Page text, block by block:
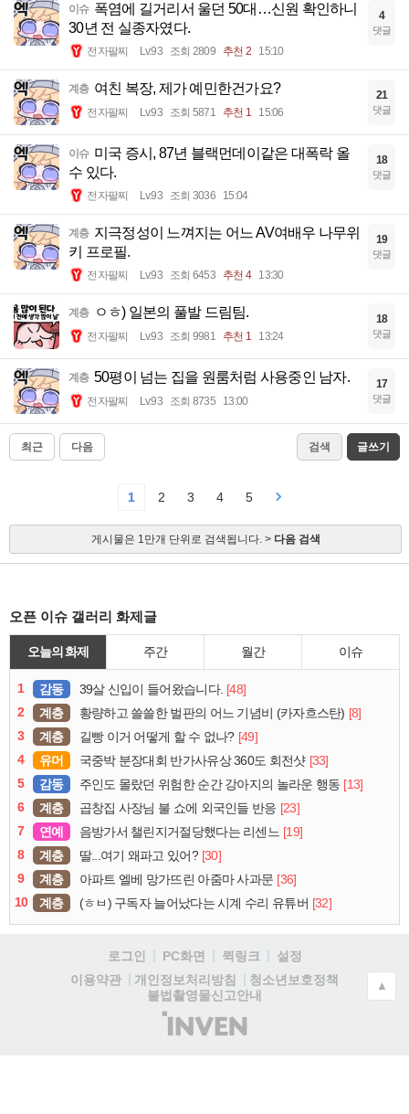
이슈 폭염에 길거리서 울던 50대…신원 확인하니
30년 전 실종자였다.
전자팔찌 Lv.93 조회 2809 추천 2 15:10
4
댓글
계층 여친 복장, 제가 예민한건가요?
전자팔찌 Lv.93 조회 5871 추천 1 15:06
21
댓글
이슈 미국 증시, 87년 블랙먼데이같은 대폭락 올
수 있다.
전자팔찌 Lv.93 조회 3036 15:04
18
댓글
계층 지극정성이 느껴지는 어느 AV여배우 나무위
키 프로필.
전자팔찌 Lv.93 조회 6453 추천 4 13:30
19
댓글
계층 ㅇㅎ) 일본의 풀발 드림팀.
전자팔찌 Lv.93 조회 9981 추천 1 13:24
18
댓글
계층 50평이 넘는 집을 원룸처럼 사용중인 남자.
전자팔찌 Lv.93 조회 8735 13:00
17
댓글
최근 다음 검색 글쓰기
1 2 3 4 5
게시물은 1만개 단위로 검색됩니다. > 다음 검색
오픈 이슈 갤러리 화제글
오늘의 화제 주간 월간 이슈
1 감동 39살 신입이 들어왔습니다. [48]
2
계층 황량하고 쓸쓸한 벌판의 어느 기념비 (카자흐스탄) [8]
3
계층 길빵 이거 어떻게 할 수 없나? [49]
4
유머 국중박 분장대회 반가사유상 360도 회전샷 [33]
5
감동 주인도 몰랐던 위험한 순간 강아지의 놀라운 행동 [13]
6
계층 곱창집 사장님 불 쇼에 외국인들 반응 [23]
7
연예 음방가서 챌린지거절당했다는 리센느 [19]
8
계층 딸...여기 왜파고 있어? [30]
9
계층 아파트 엘베 망가뜨린 아줌마 사과문 [36]
10
계층 (ㅎㅂ) 구독자 늘어났다는 시계 수리 유튜버 [32]
로그인 PC화면 퀵링크
설정
이용약관
개인정보처리방침
청소년보호정책
불법촬영물신고안내
(주)
인
▲